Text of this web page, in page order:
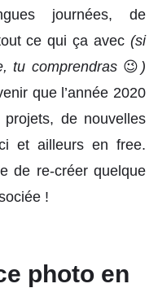
journées, de
ce qui ça avec (si
tu comprendras 😉 )
que l’année 2020
projets, de nouvelles
et ailleurs en free.
de re-créer quelque
!
photo en